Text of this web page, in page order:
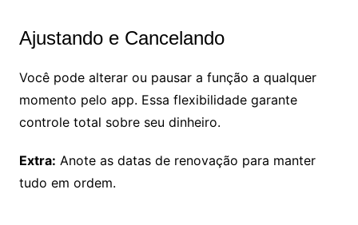
Ajustando e Cancelando
Você pode alterar ou pausar a função a qualquer
momento pelo app. Essa flexibilidade garante
controle total sobre seu dinheiro.
Extra: Anote as datas de renovação para manter
tudo em ordem.